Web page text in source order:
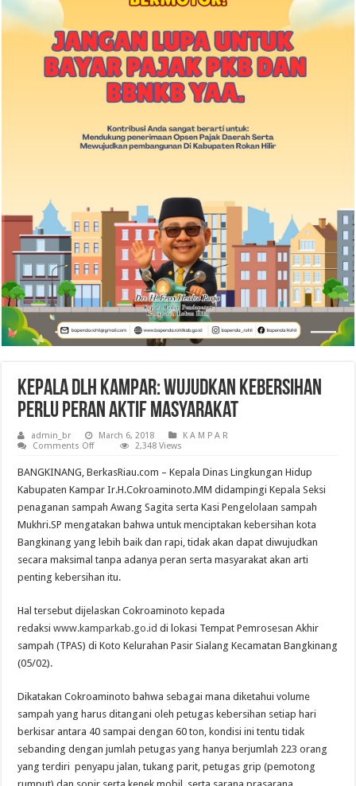
Kepala DLH Kampar: Wujudkan Kebersihan
Perlu Peran Aktif Masyarakat
admin_br March 6, 2018
K A M P A R
Comments Offon
DLH
Kampar:
Wujudkan
Kebersihan
Perlu
Aktif
Masyarakat
2,348 Views
BANGKINANG, BerkasRiau.com – Kepala Dinas Lingkungan Hidup
Kabupaten Kampar Ir.H.Cokroaminoto.MM didampingi Kepala Seksi
penaganan sampah Awang Sagita serta Kasi Pengelolaan sampah
Mukhri.SP mengatakan bahwa untuk menciptakan kebersihan kota
Bangkinang yang lebih baik dan rapi, tidak akan dapat diwujudkan
secara maksimal tanpa adanya peran serta masyarakat akan arti
penting kebersihan itu.
Hal tersebut dijelaskan Cokroaminoto kepada
redaksiwww.kamparkab.go.id di lokasi Tempat Pemrosesan Akhir
sampah (TPAS) di Koto Kelurahan Pasir Sialang Kecamatan Bangkinang
(05/02).
Dikatakan Cokroaminoto bahwa sebagai mana diketahui volume
sampah yang harus ditangani oleh petugas kebersihan setiap hari
berkisar antara 40 sampai dengan 60 ton, kondisi ini tentu tidak
sebanding dengan jumlah petugas yang hanya berjumlah 223 orang
yang terdiri penyapu jalan, tukang parit, petugas grip (pemotong